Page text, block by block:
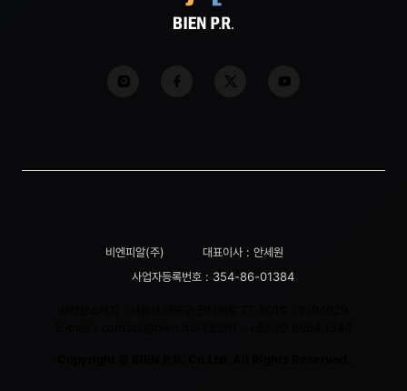
비엔피알(주)
대표이사 : 안세원
사업자등록번호 : 354-86-01384